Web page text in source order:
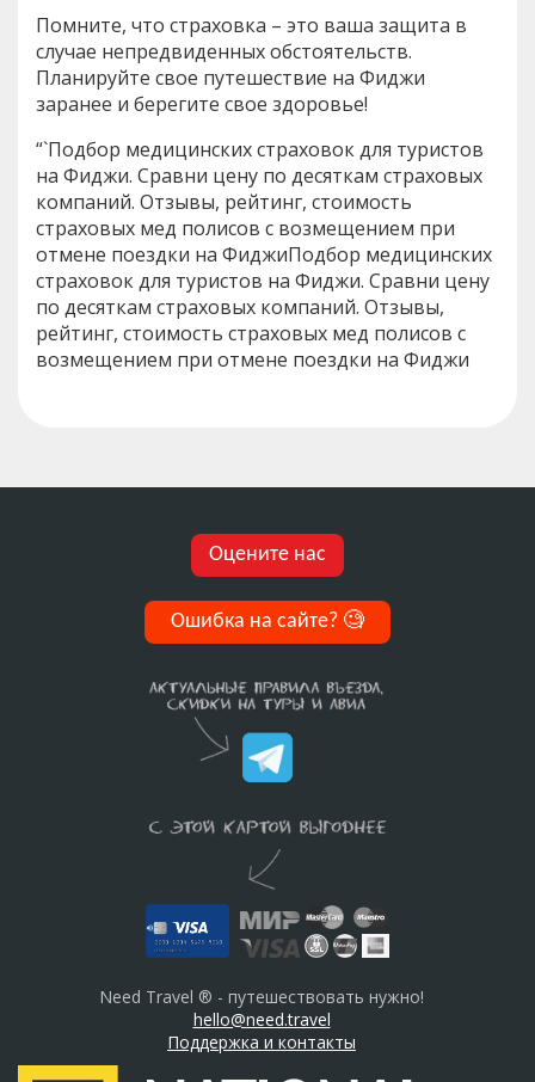
Помните, что страховка – это ваша защита в
случае непредвиденных обстоятельств.
Планируйте свое путешествие на Фиджи
заранее и берегите свое здоровье!
“`Подбор медицинских страховок для туристов
на Фиджи. Сравни цену по десяткам страховых
компаний. Отзывы, рейтинг, стоимость
страховых мед полисов с возмещением при
отмене поездки на ФиджиПодбор медицинских
страховок для туристов на Фиджи. Сравни цену
по десяткам страховых компаний. Отзывы,
рейтинг, стоимость страховых мед полисов с
возмещением при отмене поездки на Фиджи
Оцените нас
Ошибка на сайте? 🧐
Need Travel ® - путешествовать нужно!
hello@need.travel
Поддержка и контакты